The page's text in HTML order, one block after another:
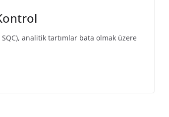
analitik tartımlar bata olmak üzere